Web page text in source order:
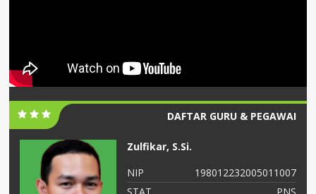
DAFTAR GURU & PEGAWAI
Zulfikar, S.Si.
NIP
198012232005011007